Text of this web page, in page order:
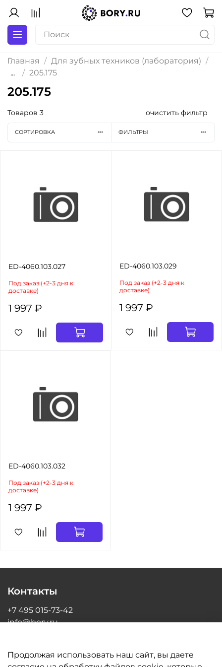
Главная
Для зубных техников (лаборатория)
...
205.175
205.175
Товаров 3 очистить фильтр
СОРТИРОВКА ФИЛЬТРЫ
ED-4060.103.027
Под заказ (+2-3 дня к
доставке)
1 997 ₽
ED-4060.103.029
Под заказ (+2-3 дня к
доставке)
1 997 ₽
ED-4060.103.032
Под заказ (+2-3 дня к
доставке)
1 997 ₽
Контакты
+7 495 015-73-42
info@bory.ru
Продолжая использовать наш сайт, вы даете